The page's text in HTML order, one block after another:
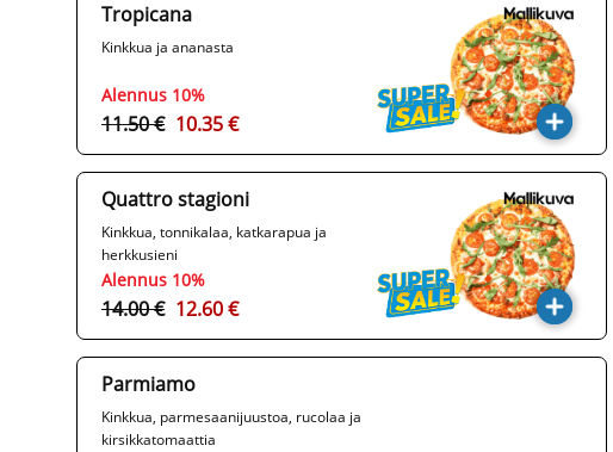
Tropicana
Kinkkua ja ananasta
Alennus 10%
11.50 € 10.35 €
Quattro stagioni
Kinkkua, tonnikalaa, katkarapua ja
herkkusieni
Alennus 10%
14.00 € 12.60 €
Parmiamo
Kinkkua, parmesaanijuustoa, rucolaa ja
kirsikkatomaattia